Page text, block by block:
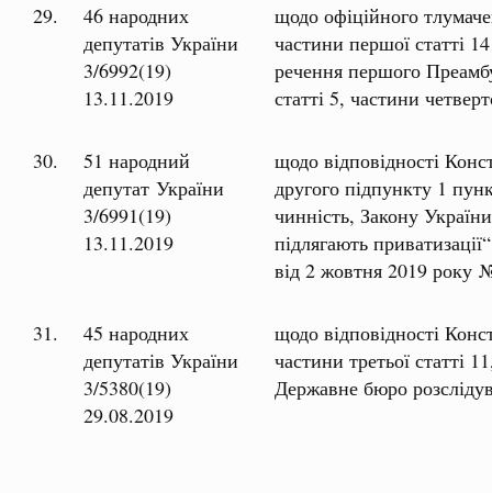
29.
46 народних
депутатів України
3/6992(19)
13.11.2019
щодо офіційного
частини першої статті
речення першого
статті 5, частини
30.
51 народний
депутат України
3/6991(19)
13.11.2019
щодо відповідності
другого підпункту 1
чинність, Закону
підлягають
від 2 жовтня 2019
31.
45 народних
депутатів України
3/5380(19)
29.08.2019
щодо відповідності
частини третьої статті
Державне бюро